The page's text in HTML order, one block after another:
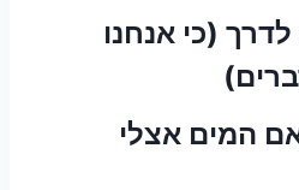
(כי אנחנו
המים אצלי